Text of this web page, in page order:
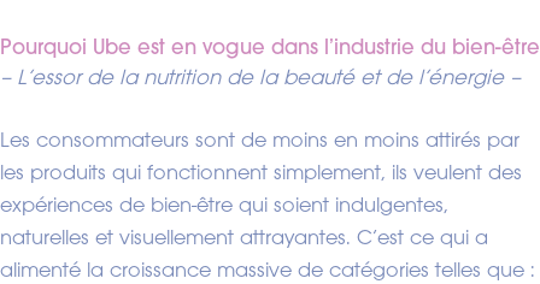
Pourquoi Ube est en vogue dans l’industrie du bien-être
– L’essor de la nutrition de la beauté et de l’énergie –
Les consommateurs sont de moins en moins attirés par
les produits qui fonctionnent simplement, ils veulent des
expériences de bien-être qui soient indulgentes,
naturelles et visuellement attrayantes. C’est ce qui a
alimenté la croissance massive de catégories telles que :